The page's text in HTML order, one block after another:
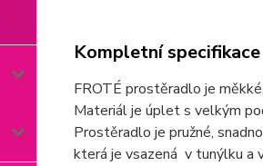
Kompletní specifikace
FROTÉ prostěradlo je
Materiál je úplet s velkým
Prostěradlo je pružné,
která je vsazená v tunýlku a